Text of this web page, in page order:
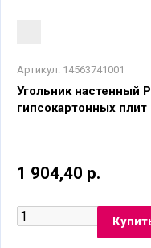
Артикул: 14563741001
Угольник настенный
гипсокартонных
1 904,40 р.